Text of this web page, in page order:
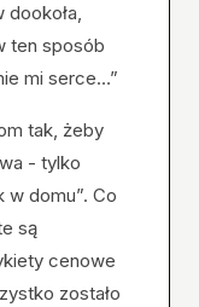
ten sposób
mi serce…”
tak, żeby
- tylko
w domu”. Co
są
cenowe
zostało